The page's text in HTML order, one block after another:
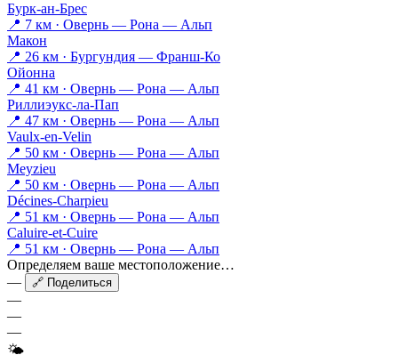
Бурк-ан-Брес
📍 7 км · Овернь — Рона — Альп
Макон
📍 26 км · Бургундия — Франш-Ко
Ойонна
📍 41 км · Овернь — Рона — Альп
Риллиэукс-ла-Пап
📍 47 км · Овернь — Рона — Альп
Vaulx-en-Velin
📍 50 км · Овернь — Рона — Альп
Meyzieu
📍 50 км · Овернь — Рона — Альп
Décines-Charpieu
📍 51 км · Овернь — Рона — Альп
Caluire-et-Cuire
📍 51 км · Овернь — Рона — Альп
Определяем ваше местоположение…
—
🔗 Поделиться
—
—
—
🌤